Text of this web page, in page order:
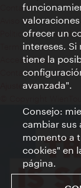
Contacto
Aviso legal
Política de
Terms of Use
Accesibilidad
Contacto para la
Ajustes de cookie
ofrecer un
intereses. Si
tiene la
avanzada".
Consejo:
cambiar sus
momento a
cookies" en
página.